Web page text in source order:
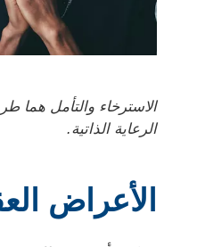
الاسترخاء والتأمل هما
الرعاية الذاتية.
الأعراض